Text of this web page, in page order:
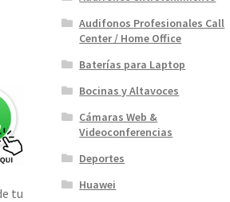
tu
Audifonos Profesionales Call
Center / Home Office
Baterías para Laptop
Bocinas y Altavoces
Cámaras Web &
Videoconferencias
Deportes
Huawei